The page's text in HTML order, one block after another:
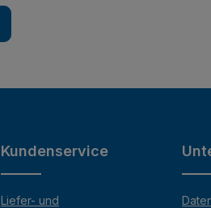
Kundenservice
Liefer- und